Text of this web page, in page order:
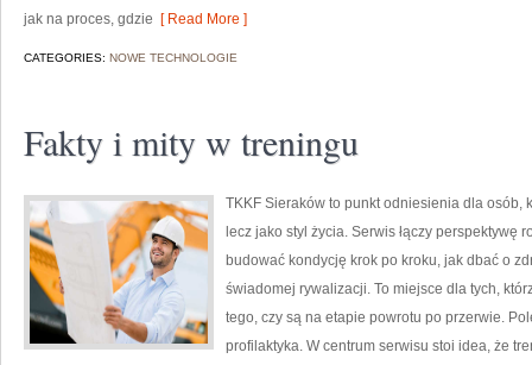
jak na proces, gdzie [ Read More ]
CATEGORIES: NOWE TECHNOLOGIE
Fakty i mity w treningu
TKKF Sieraków to punkt odniesienia dla osób,
lecz jako styl życia. Serwis łączy
budować kondycję krok po kroku, jak dbać o
świadomej rywalizacji. To miejsce dla tych,
tego, czy są na etapie powrotu po przerwie.
profilaktyka. W centrum serwisu stoi idea, że